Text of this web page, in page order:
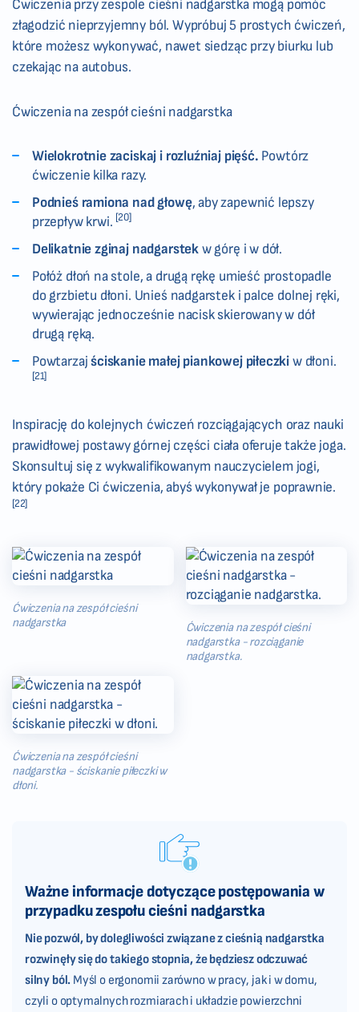
Ćwiczenia przy zespole cieśni nadgarstka mogą pomóc
złagodzić nieprzyjemny ból. Wypróbuj 5 prostych ćwiczeń,
które możesz wykonywać, nawet siedząc przy biurku lub
czekając na autobus.
Ćwiczenia na zespół cieśni nadgarstka
Wielokrotnie zaciskaj i rozluźniaj pięść. Powtórz
ćwiczenie kilka razy.
Podnieś ramiona nad głowę, aby zapewnić lepszy
przepływ krwi. [20]
Delikatnie zginaj nadgarstekw górę i w dół.
Połóż dłoń na stole, a drugą rękę umieść prostopadle
do grzbietu dłoni. Unieś nadgarstek i palce dolnej ręki,
wywierając jednocześnie nacisk skierowany w dół
drugą ręką.
Powtarzajściskanie małej piankowej piłeczkiw dłoni.
[21]
Inspirację do kolejnych ćwiczeń rozciągających oraz nauki
prawidłowej postawy górnej części ciała oferuje także joga.
Skonsultuj się z wykwalifikowanym nauczycielem jogi,
który pokaże Ci ćwiczenia, abyś wykonywał je poprawnie.
[22]
Ćwiczenia na zespół cieśni
nadgarstka
Ćwiczenia na zespół cieśni
nadgarstka - rozciąganie
nadgarstka.
Ćwiczenia na zespół cieśni
nadgarstka - ściskanie piłeczki w
dłoni.
Ważne informacje dotyczące postępowania w
przypadku zespołu cieśni nadgarstka
Nie pozwól, by dolegliwości związane z cieśnią nadgarstka
rozwinęły się do takiego stopnia, że ​​będziesz odczuwać
silny ból. Myśl o ergonomii zarówno w pracy, jak i w domu,
czyli o optymalnych rozmiarach i układzie powierzchni